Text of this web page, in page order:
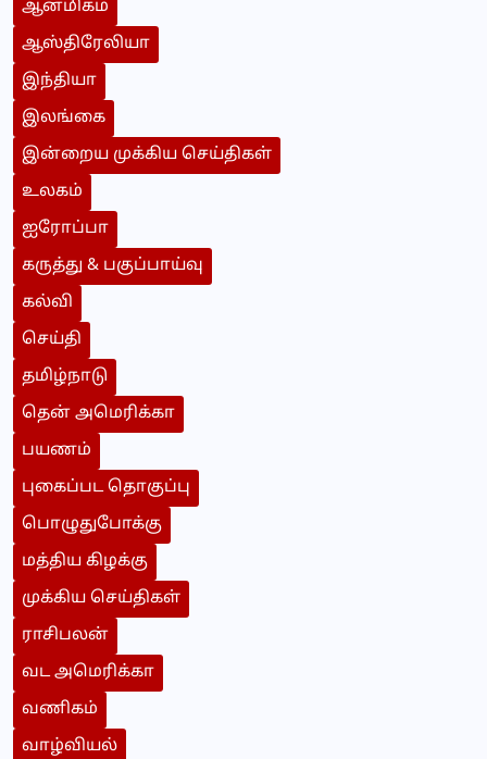
ஆன்மிகம்
ஆஸ்திரேலியா
இந்தியா
இலங்கை
இன்றைய முக்கிய செய்திகள்
உலகம்
ஐரோப்பா
கருத்து & பகுப்பாய்வு
கல்வி
செய்தி
தமிழ்நாடு
தென் அமெரிக்கா
பயணம்
புகைப்பட தொகுப்பு
பொழுதுபோக்கு
மத்திய கிழக்கு
முக்கிய செய்திகள்
ராசிபலன்
வட அமெரிக்கா
வணிகம்
வாழ்வியல்